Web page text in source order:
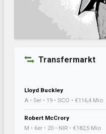
Transfermarkt
Lloyd Buckley
A • 5er • 19 • SCO • €116,4 Mio
Robert McCrory
M • 6er • 20 • NIR • €182,5 Mio